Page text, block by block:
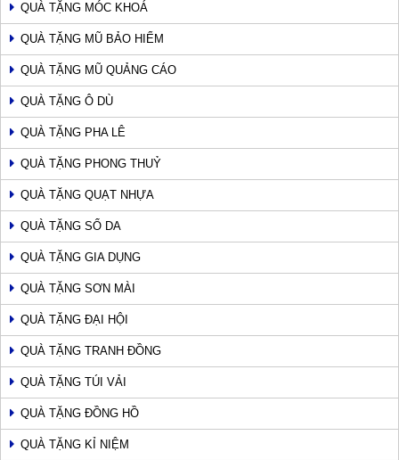
QUÀ TẶNG MÓC KHOÁ
QUÀ TẶNG MŨ BẢO HIỂM
QUÀ TẶNG MŨ QUẢNG CÁO
QUÀ TẶNG Ô DÙ
QUÀ TẶNG PHA LÊ
QUÀ TẶNG PHONG THUỶ
QUÀ TẶNG QUẠT NHỰA
QUÀ TẶNG SỔ DA
QUÀ TẶNG GIA DỤNG
QUÀ TẶNG SƠN MÀI
QUÀ TẶNG ĐẠI HỘI
QUÀ TẶNG TRANH ĐỒNG
QUÀ TẶNG TÚI VẢI
QUÀ TẶNG ĐỒNG HỒ
QUÀ TẶNG KỈ NIỆM